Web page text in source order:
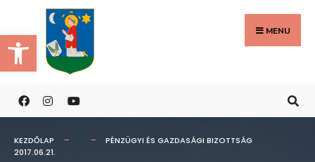
Eszköztár megnyitása
to
content
MENU
KEZDŐLAP
PÉNZÜGYI ÉS GAZDASÁGI BIZOTTSÁG
2017.06.21.
Search